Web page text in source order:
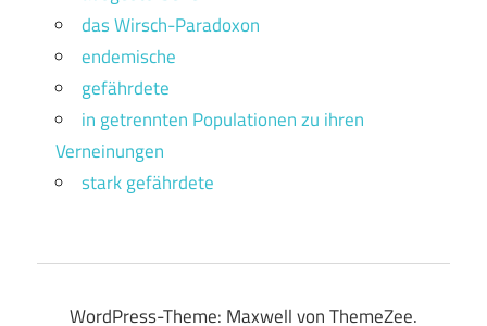
das Wirsch-Paradoxon
endemische
gefährdete
in getrennten Populationen zu ihren
Verneinungen
stark gefährdete
WordPress-Theme: Maxwell von ThemeZee.